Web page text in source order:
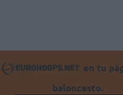
en tu
baloncesto.